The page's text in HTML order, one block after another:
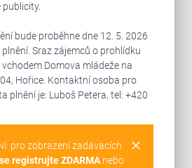
bude proběhne dne 12. 5. 2026
Sraz zájemců o prohlídku
Domova mládeže na
Hořice. Kontaktní osoba pro
plnění je: Luboš Petera, tel: +420
clear
pro zobrazení zadávacích
se registrujte ZDARMAnebo